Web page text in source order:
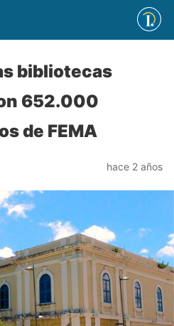
bibliotecas
652.000
de FEMA
hace 2 años